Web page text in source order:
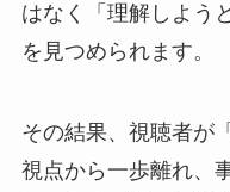
はなく「理解しよう
を見つめられます。
その結果、視聴者が
視点から一歩離れ、